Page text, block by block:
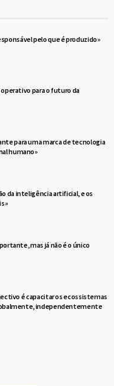
pelo que é produzido»
para o futuro da
para uma marca de tecnologia
humano»
da inteligência artificial, e os
mas já não é o único
é capacitar os ecossistemas
independentemente